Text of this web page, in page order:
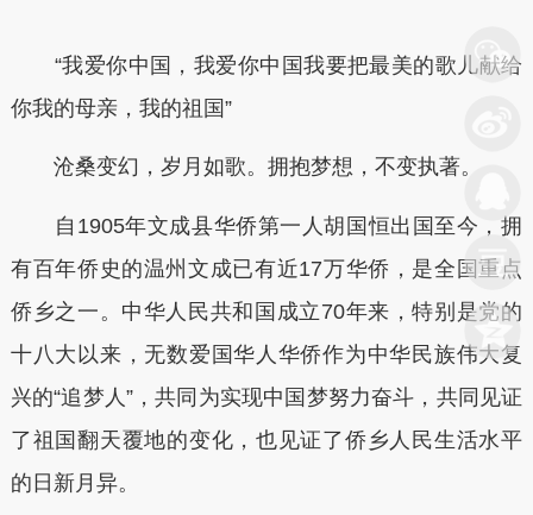
“我爱你中国，我爱你中国我要把最美的歌儿献给
你我的母亲，我的祖国”
沧桑变幻，岁月如歌。拥抱梦想，不变执著。
自1905年文成县华侨第一人胡国恒出国至今，拥
有百年侨史的温州文成已有近17万华侨，是全国重点
侨乡之一。中华人民共和国成立70年来，特别是党的
十八大以来，无数爱国华人华侨作为中华民族伟大复
兴的“追梦人”，共同为实现中国梦努力奋斗，共同见证
了祖国翻天覆地的变化，也见证了侨乡人民生活水平
的日新月异。